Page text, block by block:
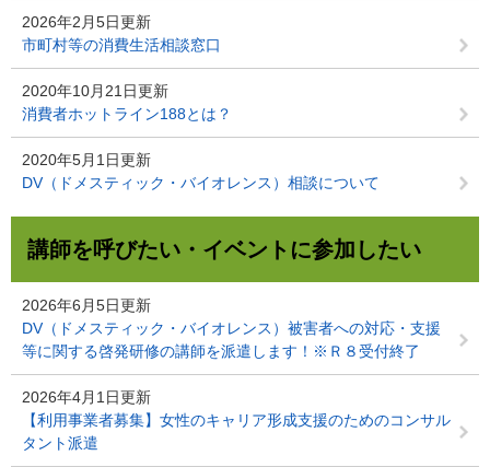
2026年2月5日更新
市町村等の消費生活相談窓口
2020年10月21日更新
消費者ホットライン188とは？
2020年5月1日更新
DV（ドメスティック・バイオレンス）相談について
講師を呼びたい・イベントに参加したい
2026年6月5日更新
DV（ドメスティック・バイオレンス）被害者への対応・支援
等に関する啓発研修の講師を派遣します！※Ｒ８受付終了
2026年4月1日更新
【利用事業者募集】女性のキャリア形成支援のためのコンサル
タント派遣